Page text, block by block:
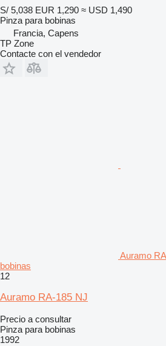
S/ 5,038 EUR 1,290 ≈ USD 1,490
Pinza para bobinas
Francia, Capens
TP Zone
Contacte con el vendedor
Auramo
bobinas
12
Auramo RA-185 NJ
Precio a consultar
Pinza para bobinas
1992